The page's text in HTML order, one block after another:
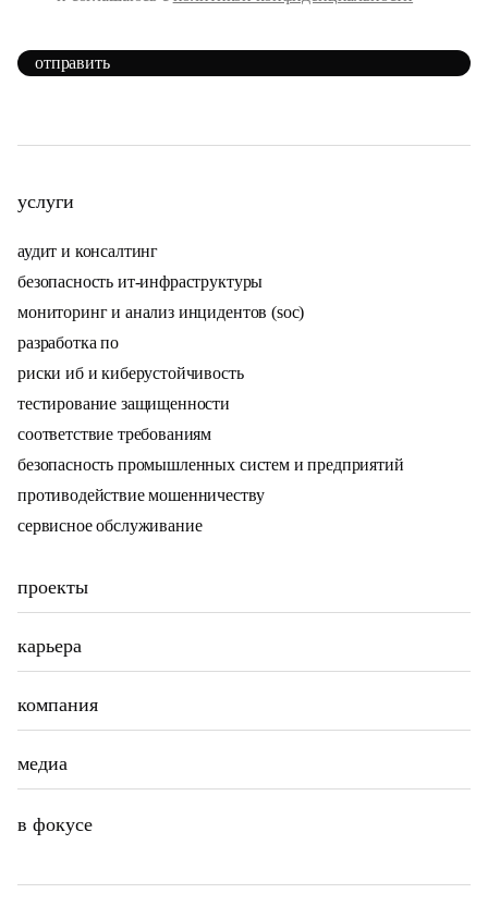
отправить
услуги
аудит и консалтинг
безопасность ит-инфраструктуры
мониторинг и анализ инцидентов (soc)
разработка по
риски иб и киберустойчивость
тестирование защищенности
соответствие требованиям
безопасность промышленных систем и предприятий
противодействие мошенничеству
сервисное обслуживание
проекты
карьера
компания
в фокусе
медиа